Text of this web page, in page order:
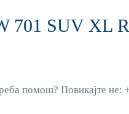
701 SUV XL
помош? Повикајте не: